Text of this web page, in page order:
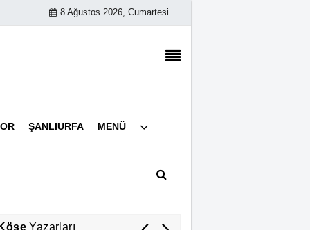
8 Ağustos 2026, Cumartesi
ŞANLIURFA MENÜ
İletişim
Köşe Yazarları
Hırsızlığın ve Rüşvetin Yeni
Nurettin Gençdal
Yoksa Hayata Tasavvuf mu